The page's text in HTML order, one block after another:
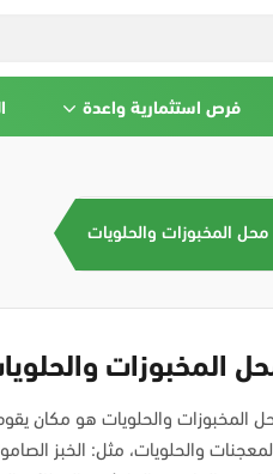
فرص استثمارية واعدة
محل المخبوزات والحلويات
المخبوزات
المخبوزات والحلويات هو مكان
والحلويات، مثل: الخبز